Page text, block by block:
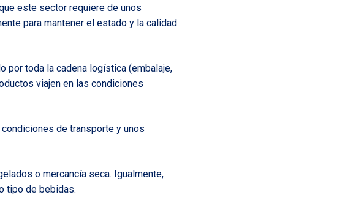
este sector requiere de unos
para mantener el estado y la calidad
por toda la cadena logística (embalaje,
viajen en las condiciones
de transporte y unos
o mercancía seca. Igualmente,
tipo de bebidas.